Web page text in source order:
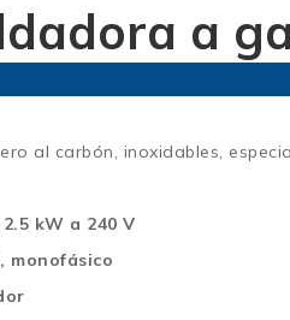
a
al carbón, inoxidables,
kW a 240 V
monofásico